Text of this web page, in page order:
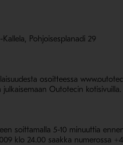
Pohjoisesplanadi 29
osoitteessa
Outotecin kotisivuilla.
soittamalla 5-10 minuuttia
klo 24.00 saakka numerossa